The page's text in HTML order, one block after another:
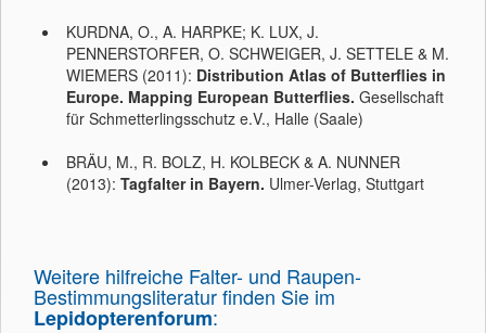
KURDNA, O., A. HARPKE; K. LUX, J.
PENNERSTORFER, O. SCHWEIGER, J. SETTELE & M.
WIEMERS (2011): Distribution Atlas of Butterflies in
Europe. Mapping European Butterflies. Gesellschaft
für Schmetterlingsschutz e.V., Halle (Saale)
BRÄU, M., R. BOLZ, H. KOLBECK & A. NUNNER
(2013): Tagfalter in Bayern. Ulmer-Verlag, Stuttgart
Weitere hilfreiche Falter- und Raupen-
Bestimmungsliteratur finden Sie im
Lepidopterenforum: